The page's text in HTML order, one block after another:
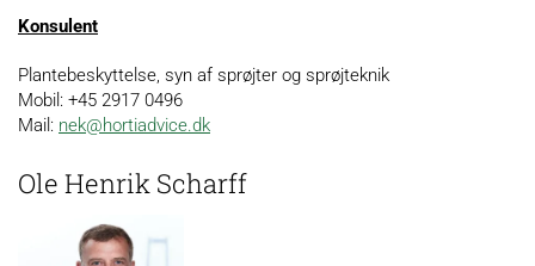
Konsulent
Plantebeskyttelse, syn af sprøjter og sprøjteknik
Mobil: +45 2917 0496
Mail: nek@hortiadvice.dk
Ole Henrik Scharff